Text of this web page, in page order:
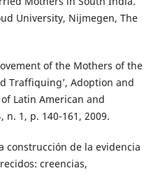
University, Nijmegen, The
of the Mothers of the
Traffiquing’, Adoption and
Latin American and
n. 1, p. 140-161, 2009.
construcción de la evidencia
creencias,